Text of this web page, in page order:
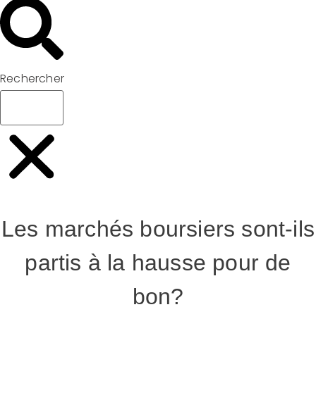
Rechercher
Les marchés boursiers sont-ils
partis à la hausse pour de
bon?